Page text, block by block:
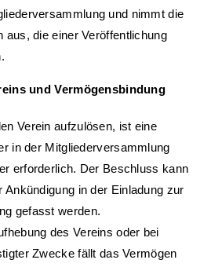
und nimmt die
aus, die einer Veröffentlichung
und Vermögensbindung
Verein aufzulösen, ist eine
in der Mitgliederversammlung
erforderlich. Der Beschluss kann
Ankündigung in der Einladung zur
gefasst werden.
des Vereins oder bei
Zwecke fällt das Vermögen